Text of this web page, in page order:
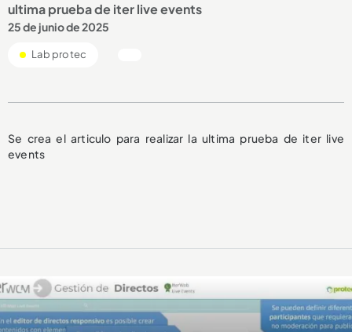
ultima prueba de iter live events
25 de junio de 2025
Lab protec
Se crea el articulo para realizar la ultima prueba de iter live
events